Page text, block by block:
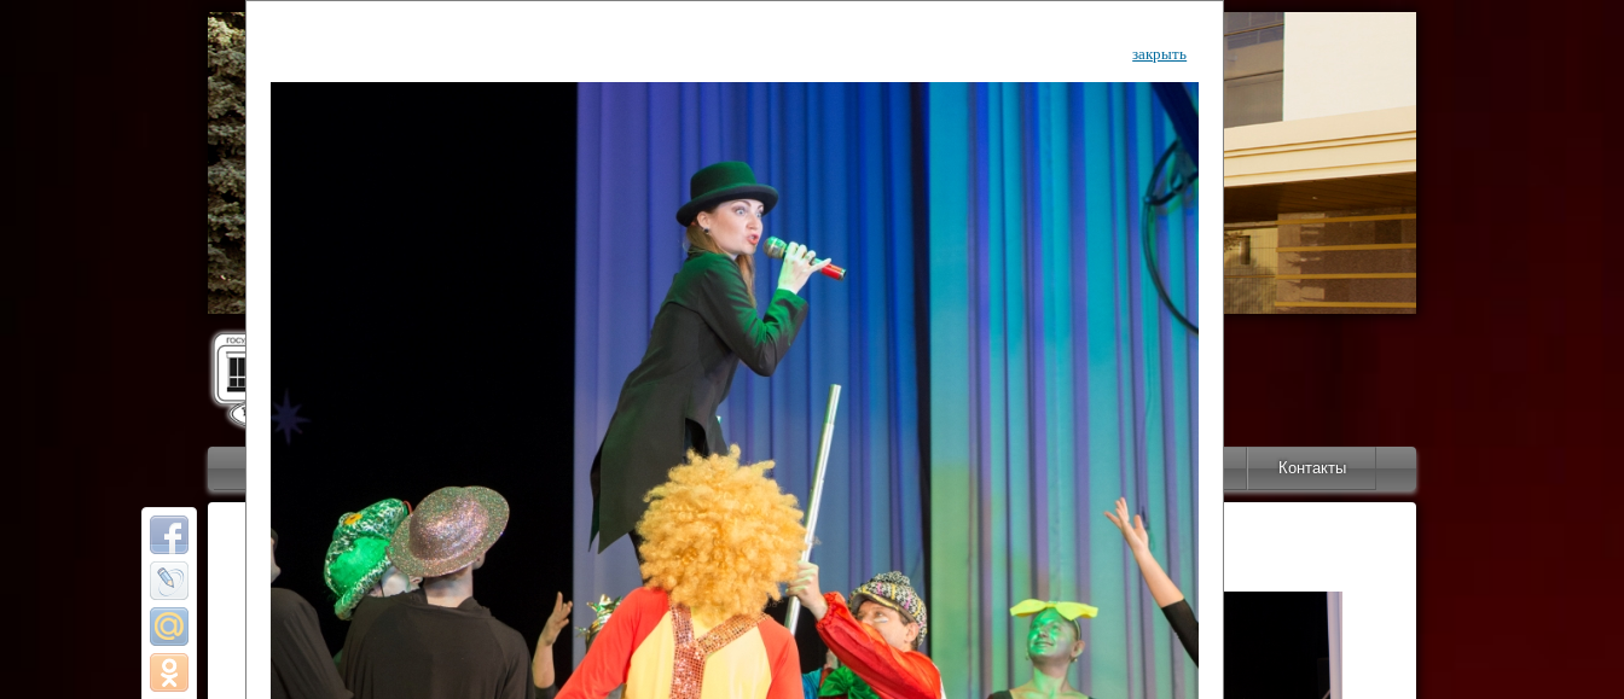
Государственный культурный центр
Дворец Республики
Новости Афиша Арт-монитор Контакты
ОТЧЕТЫ ГКЦ "ДВОРЕЦ РЕСПУБЛИКИ"
закрыть
Все отчеты
Финал Республиканского фестиваля
цирковых коллективов "Созвездие